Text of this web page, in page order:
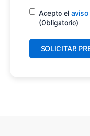
Consentimiento
Acepto el aviso
(Obligatorio)